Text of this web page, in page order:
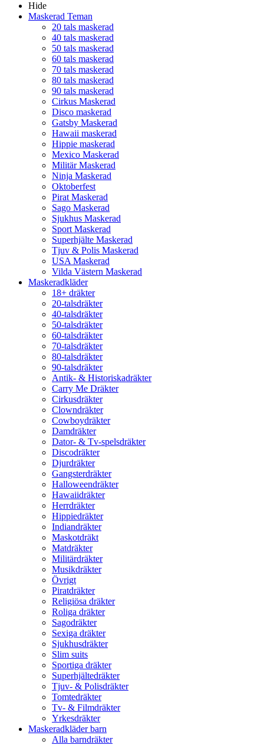
Hide
Maskerad Teman
20 tals maskerad
40 tals maskerad
50 tals maskerad
60 tals maskerad
70 tals maskerad
80 tals maskerad
90 tals maskerad
Cirkus Maskerad
Disco maskerad
Gatsby Maskerad
Hawaii maskerad
Hippie maskerad
Mexico Maskerad
Militär Maskerad
Ninja Maskerad
Oktoberfest
Pirat Maskerad
Sago Maskerad
Sjukhus Maskerad
Sport Maskerad
Superhjälte Maskerad
Tjuv & Polis Maskerad
USA Maskerad
Vilda Västern Maskerad
Maskeradkläder
18+ dräkter
20-talsdräkter
40-talsdräkter
50-talsdräkter
60-talsdräkter
70-talsdräkter
80-talsdräkter
90-talsdräkter
Antik- & Historiskadräkter
Carry Me Dräkter
Cirkusdräkter
Clowndräkter
Cowboydräkter
Damdräkter
Dator- & Tv-spelsdräkter
Discodräkter
Djurdräkter
Gangsterdräkter
Halloweendräkter
Hawaiidräkter
Herrdräkter
Hippiedräkter
Indiandräkter
Maskotdräkt
Matdräkter
Militärdräkter
Musikdräkter
Övrigt
Piratdräkter
Religiösa dräkter
Roliga dräkter
Sagodräkter
Sexiga dräkter
Sjukhusdräkter
Slim suits
Sportiga dräkter
Superhjältedräkter
Tjuv- & Polisdräkter
Tomtedräkter
Tv- & Filmdräkter
Yrkesdräkter
Maskeradkläder barn
Alla barndräkter